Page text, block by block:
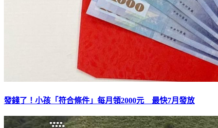
發錢了！小孩「符合條件」每月領2000元 最快7月發放